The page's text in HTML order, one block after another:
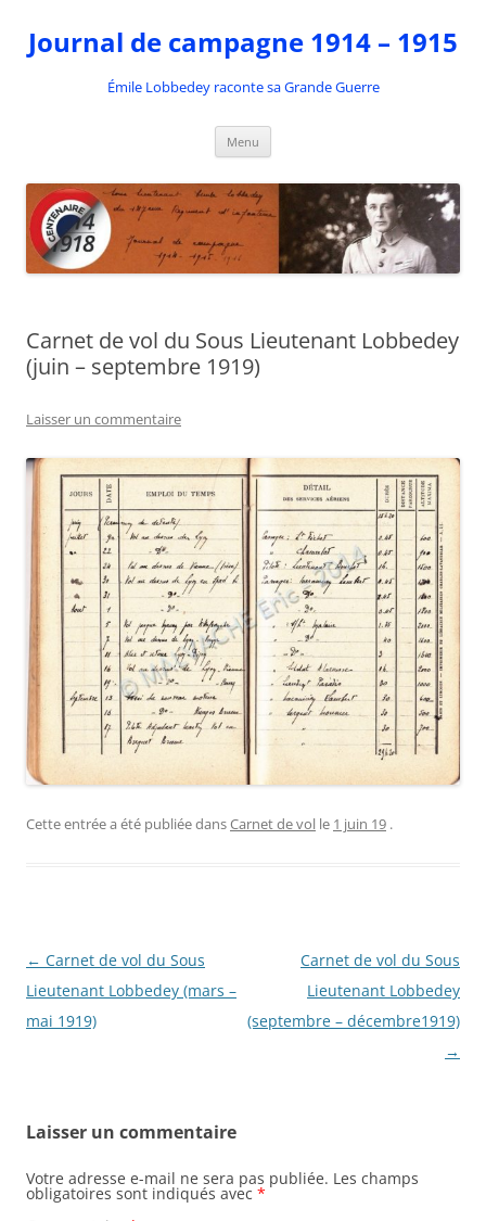
contenu
Journal de campagne 1914 – 1915
Émile Lobbedey raconte sa Grande Guerre
Menu
Carnet de vol du Sous Lieutenant Lobbedey
(juin – septembre 1919)
Laisser un commentaire
Cette entrée a été publiée dansCarnet de vol le 1 juin 19 .
Navigation
des
articles
← Carnet de vol du Sous
Lieutenant Lobbedey (mars –
mai 1919)
Carnet de vol du Sous
Lieutenant Lobbedey
(septembre – décembre1919)
→
Laisser un commentaire
Votre adresse e-mail ne sera pas publiée. Les champs
obligatoires sont indiqués avec *